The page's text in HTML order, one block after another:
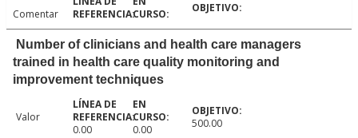
Comentar
Number of clinicians and health care managers
trained in health care quality monitoring and
improvement techniques
Valor
0.00
0.00 500.00